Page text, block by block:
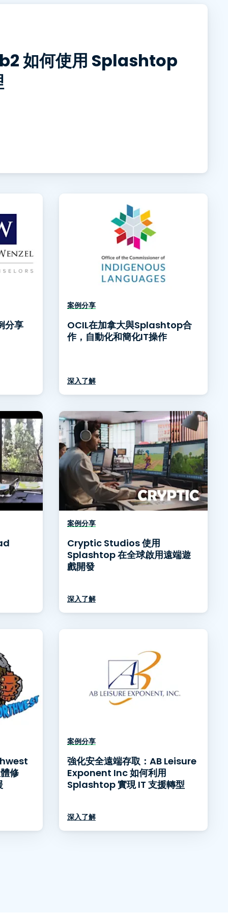
日本語
Bahasa
如何使用 Splashtop
分享
案例分享
OCIL在加拿大與Splashtop合
作，自動化和簡化IT操作
深入了解
案例分享
Cryptic Studios 使用
Splashtop 在全球啟用遠端遊
戲開發
深入了解
修
案例分享
強化安全遠端存取：AB Leisure
Exponent Inc 如何利用
Splashtop 實現 IT 支援轉型
深入了解